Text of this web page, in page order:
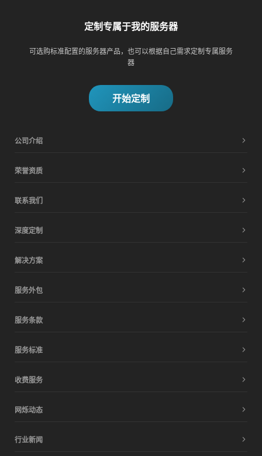
定制专属于我的服务器
可选购标准配置的服务器产品，也可以根据自己需求定制专属服务
器
开始定制
公司介绍
荣誉资质
联系我们
深度定制
解决方案
服务外包
服务条款
服务标准
收费服务
网烁动态
行业新闻